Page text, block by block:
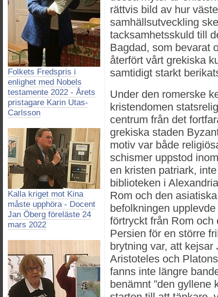
Folkets Fredspris i
enlighet med Nobels
testamente 2022 - Årets
pristagare Karin Utas-
Carlsson
Kalla kriget mot Kina
måste upphöra - Docent
Jan Öberg föreläste 24
mars 2022
rättvis bild av hur
samhällsutveckling
tacksamhetsskuld till
Bagdad, som bevarat
återfört vårt grekiska
samtidigt starkt
Under den romerske
kristendomen
centrum från det
grekiska staden
motiv var både
schismer uppstod
en kristen patriark,
biblioteken i
Rom och den
befolkningen
förtryckt från Rom
Persien för en större
brytning var, att
Aristoteles och
fanns inte längre
benämnt ”den gyllene